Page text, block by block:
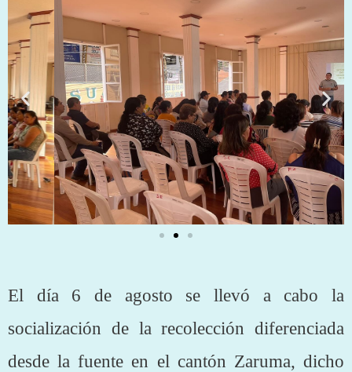
El día 6 de agosto se llevó a cabo la
socialización de la recolección diferenciada
desde la fuente en el cantón Zaruma, dicho